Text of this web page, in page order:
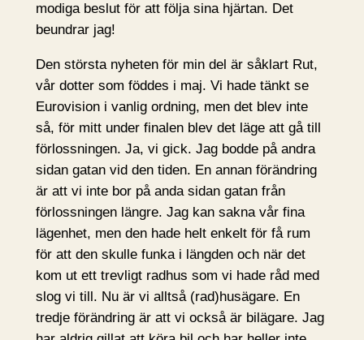
modiga beslut för att följa sina hjärtan. Det
beundrar jag!
Den största nyheten för min del är såklart Rut,
vår dotter som föddes i maj. Vi hade tänkt se
Eurovision i vanlig ordning, men det blev inte
så, för mitt under finalen blev det läge att gå till
förlossningen. Ja, vi gick. Jag bodde på andra
sidan gatan vid den tiden. En annan förändring
är att vi inte bor på anda sidan gatan från
förlossningen längre. Jag kan sakna vår fina
lägenhet, men den hade helt enkelt för få rum
för att den skulle funka i längden och när det
kom ut ett trevligt radhus som vi hade råd med
slog vi till. Nu är vi alltså (rad)husägare. En
tredje förändring är att vi också är bilägare. Jag